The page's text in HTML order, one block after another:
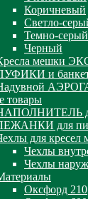
Коричневый
Светло-
Темно-серый
Черный
мешки
и
товары
для
для кресел
Чехлы
Чехлы
Оксфорд 210